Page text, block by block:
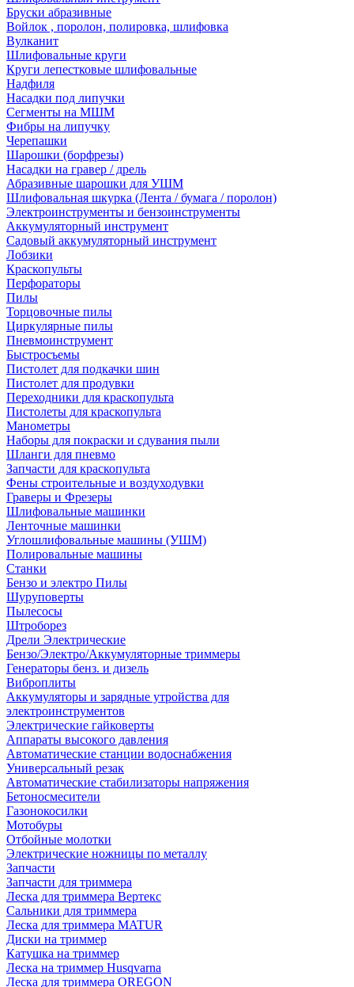
Бруски абразивные
Войлок , поролон, полировка, шлифовка
Вулканит
Шлифовальные круги
Круги лепестковые шлифовальные
Надфиля
Насадки под липучки
Сегменты на МШМ
Фибры на липучку
Черепашки
Шарошки (борфрезы)
Насадки на гравер / дрель
Абразивные шарошки для УШМ
Шлифовальная шкурка (Лента / бумага / поролон)
Электроинструменты и бензоинструменты
Аккумуляторный инструмент
Садовый аккумуляторный инструмент
Лобзики
Краскопульты
Перфораторы
Пилы
Торцовочные пилы
Циркулярные пилы
Пневмоинструмент
Быстросъемы
Пистолет для подкачки шин
Пистолет для продувки
Переходники для краскопульта
Пистолеты для краскопульта
Манометры
Наборы для покраски и сдувания пыли
Шланги для пневмо
Запчасти для краскопульта
Фены строительные и воздуходувки
Граверы и Фрезеры
Шлифовальные машинки
Ленточные машинки
Углошлифовальные машины (УШМ)
Полировальные машины
Станки
Бензо и электро Пилы
Шуруповерты
Пылесосы
Штроборез
Дрели Электрические
Бензо/Электро/Аккумуляторные триммеры
Генераторы бенз. и дизель
Виброплиты
Аккумуляторы и зарядные утройства для
электроинструментов
Электрические гайковерты
Аппараты высокого давления
Автоматические станции водоснабжения
Универсальный резак
Автоматические стабилизаторы напряжения
Бетоносмесители
Газонокосилки
Мотобуры
Отбойные молотки
Электрические ножницы по металлу
Запчасти
Запчасти для триммера
Леска для триммера Вертекс
Сальники для триммера
Леска для триммера MATUR
Диски на триммер
Катушка на триммер
Леска на триммер Husqvarna
Леска для триммера OREGON